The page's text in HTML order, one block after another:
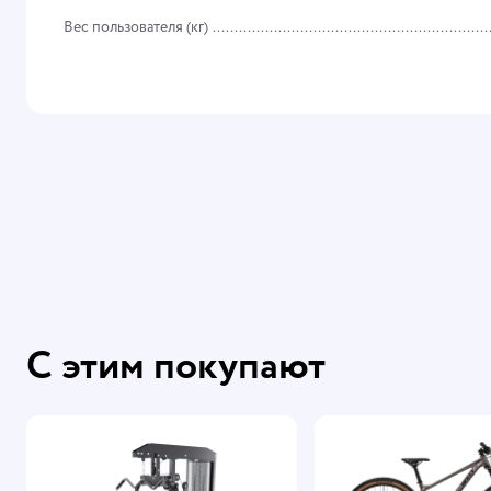
Вес пользователя (кг)
С этим покупают